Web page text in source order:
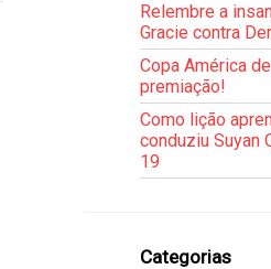
Relembre a
Gracie contra
Copa América
premiação!
Como lição
conduziu Suyan
19
Categorias